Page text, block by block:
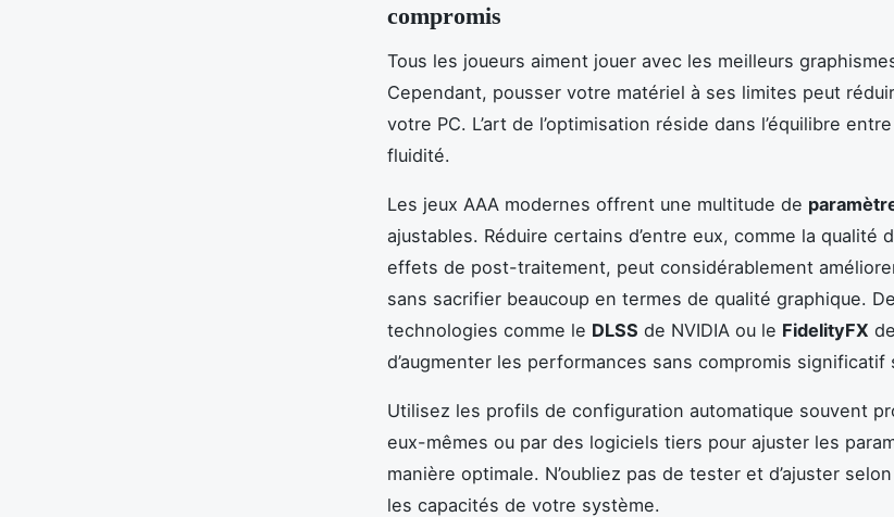
compromis
Tous les joueurs aiment jouer avec les meilleurs
Cependant, pousser votre matériel à ses limites peut
votre PC. L’art de l’optimisation réside dans l’équilibre
fluidité.
Les jeux AAA modernes offrent une multitude de
ajustables. Réduire certains d’entre eux, comme la qualité
effets de post-traitement, peut considérablement
sans sacrifier beaucoup en termes de qualité graphique.
technologies comme le DLSS de NVIDIA ou le FidelityFX
d’augmenter les performances sans compromis significatif
Utilisez les profils de configuration automatique souvent
eux-mêmes ou par des logiciels tiers pour ajuster les
manière optimale. N’oubliez pas de tester et d’ajuster
les capacités de votre système.